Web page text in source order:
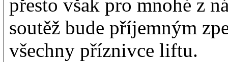
přesto však pro mnohé z
soutěž bude příjemným
všechny příznivce liftu.